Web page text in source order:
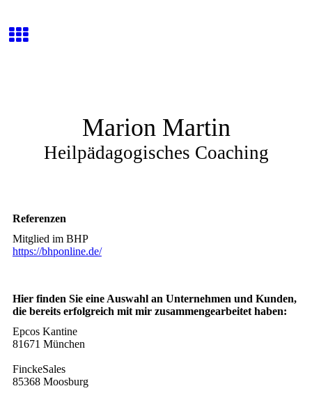
Marion Martin
Heilpädagogisches Coaching
Referenzen
Mitglied im BHP
https://bhponline.de/
Hier finden Sie eine Auswahl an Unternehmen und Kunden,
die bereits erfolgreich mit mir zusammengearbeitet haben:
Epcos Kantine
81671 München
FinckeSales
85368 Moosburg